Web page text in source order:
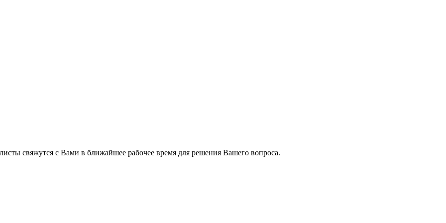
свяжутся с Вами в ближайшее рабочее время для решения Вашего вопроса.